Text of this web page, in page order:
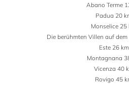
Abano Terme
Padua 20
Monselice 25
Die berühmten Villen auf
Este 26 km
Montagnana
Vicenza 40
Rovigo 45